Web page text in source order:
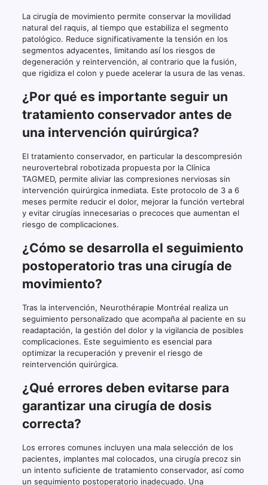
La cirugía de movimiento permite conservar la movilidad
natural del raquis, al tiempo que estabiliza el segmento
patológico. Reduce significativamente la tensión en los
segmentos adyacentes, limitando así los riesgos de
degeneración y reintervención, al contrario que la fusión,
que rigidiza el colon y puede acelerar la usura de las venas.
¿Por qué es importante seguir un
tratamiento conservador antes de
una intervención quirúrgica?
El tratamiento conservador, en particular la descompresión
neurovertebral robotizada propuesta por la Clínica
TAGMED, permite aliviar las compresiones nerviosas sin
intervención quirúrgica inmediata. Este protocolo de 3 a 6
meses permite reducir el dolor, mejorar la función vertebral
y evitar cirugías innecesarias o precoces que aumentan el
riesgo de complicaciones.
¿Cómo se desarrolla el seguimiento
postoperatorio tras una cirugía de
movimiento?
Tras la intervención, Neurothérapie Montréal realiza un
seguimiento personalizado que acompaña al paciente en su
readaptación, la gestión del dolor y la vigilancia de posibles
complicaciones. Este seguimiento es esencial para
optimizar la recuperación y prevenir el riesgo de
reintervención quirúrgica.
¿Qué errores deben evitarse para
garantizar una cirugía de dosis
correcta?
Los errores comunes incluyen una mala selección de los
pacientes, implantes mal colocados, una cirugía precoz sin
un intento suficiente de tratamiento conservador, así como
un seguimiento postoperatorio inadecuado. Una